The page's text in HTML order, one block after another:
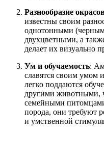
Разнообразие
известны своим
однотонными
двухцветными, а
делает их визуально
Ум и обучаемость:
славятся своим
легко поддаются
другими животными,
семейными
порода, они требуют
и умственной